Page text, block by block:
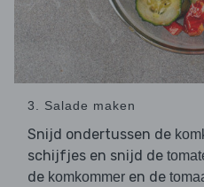
3. Salade maken
Snijd ondertussen de
schijfjes en snijd de
de komkommer en de